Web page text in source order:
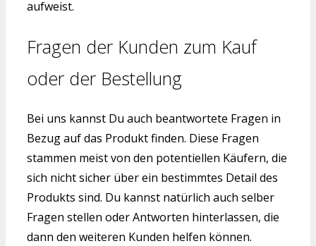
aufweist.
Fragen der Kunden zum Kauf
oder der Bestellung
Bei uns kannst Du auch beantwortete Fragen in
Bezug auf das Produkt finden. Diese Fragen
stammen meist von den potentiellen Käufern, die
sich nicht sicher über ein bestimmtes Detail des
Produkts sind. Du kannst natürlich auch selber
Fragen stellen oder Antworten hinterlassen, die
dann den weiteren Kunden helfen können.